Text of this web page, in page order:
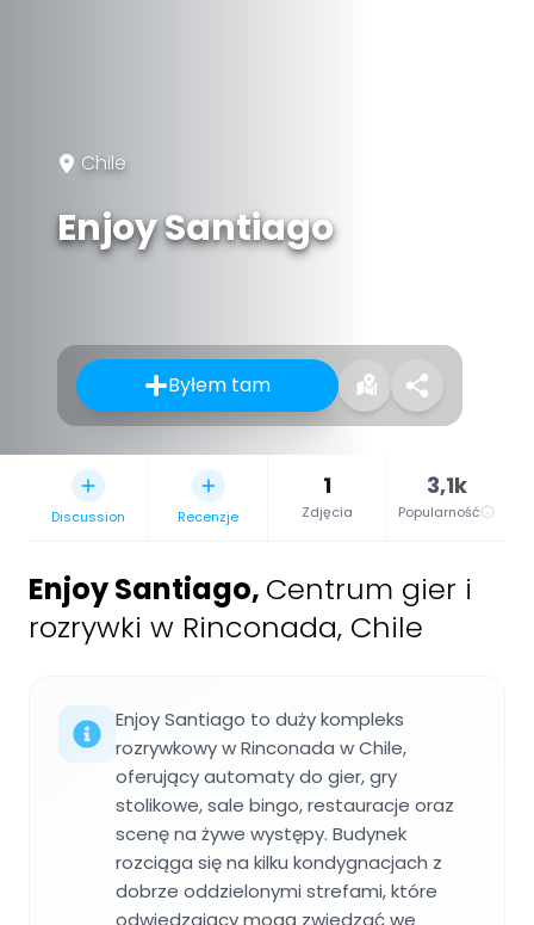
Chile
Enjoy Santiago
Byłem tam
Discussion Recenzje
1
Zdjęcia
3,1k
Popularność
Enjoy Santiago, Centrum gier i
rozrywki w Rinconada, Chile
Enjoy Santiago to duży kompleks
rozrywkowy w Rinconada w Chile,
oferujący automaty do gier, gry
stolikowe, sale bingo, restauracje oraz
scenę na żywe występy. Budynek
rozciąga się na kilku kondygnacjach z
dobrze oddzielonymi strefami, które
odwiedzający mogą zwiedzać we